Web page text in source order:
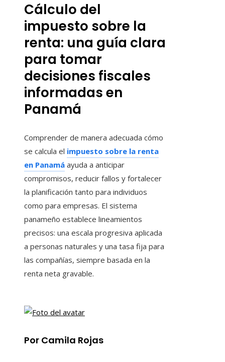
Cálculo del
impuesto sobre la
renta: una guía clara
para tomar
decisiones fiscales
informadas en
Panamá
Comprender de manera adecuada cómo
se calcula el impuesto sobre la renta
en Panamá ayuda a anticipar
compromisos, reducir fallos y fortalecer
la planificación tanto para individuos
como para empresas. El sistema
panameño establece lineamientos
precisos: una escala progresiva aplicada
a personas naturales y una tasa fija para
las compañías, siempre basada en la
renta neta gravable.
Por Camila Rojas